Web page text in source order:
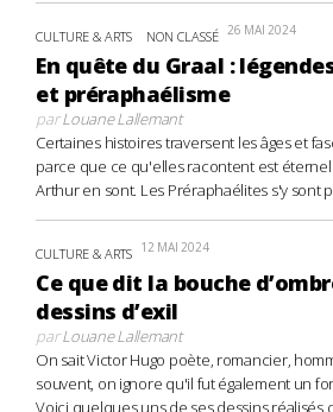
CULTURE & ARTS NON CLASSÉ 26 MAI 2024
En quête du Graal :
et préraphaélisme
parLouane Lallemant
Certaines histoires traversent les âges et
parce que ce qu'elles racontent est éternel
Arthur en sont. Les Préraphaélites s'y sont
CULTURE & ARTS 12 MAI 2024
Ce que dit la bouche
dessins d’exil
parLouane Lallemant
On sait Victor Hugo poète, romancier,
souvent, on ignore qu'il fut également un
Voici quelques uns de ses dessins réalisés